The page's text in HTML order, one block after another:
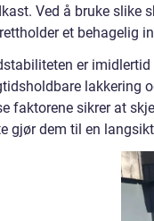
Ved å bruke slike
et behagelig
er imidlertid
lakkering
faktorene sikrer at
gjør dem til en